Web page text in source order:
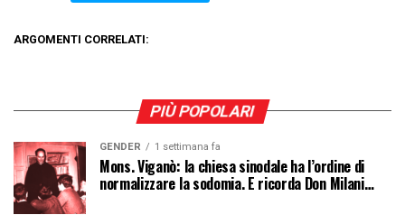
ARGOMENTI CORRELATI:
PIÙ POPOLARI
GENDER 1 settimana fa
Mons. Viganò: la chiesa sinodale ha l’ordine di
normalizzare la sodomia. E ricorda Don Milani…